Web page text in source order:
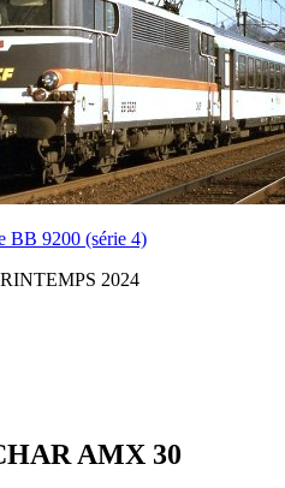
BB 9200 (série 4)
2024
AMX 30